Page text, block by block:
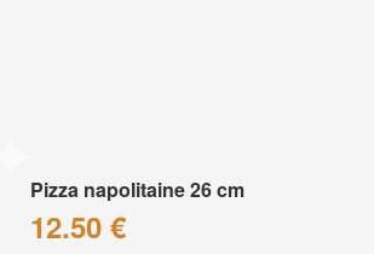
Pizza napolitaine 26 cm
12.50 €